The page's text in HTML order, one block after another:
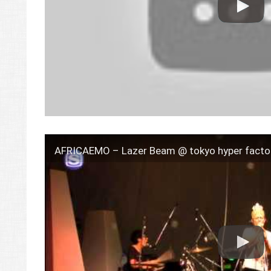
AFRICAEMO – Lazer Beam @ tokyo hyper